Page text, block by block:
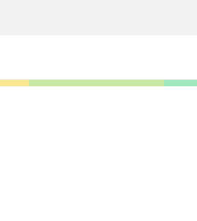
المحتوى